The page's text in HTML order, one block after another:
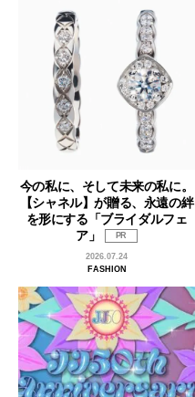
今の私に、そして未来の私に。
【シャネル】が贈る、永遠の絆
を形にする「ブライダルフェ
ア」
PR
2026.07.24
FASHION